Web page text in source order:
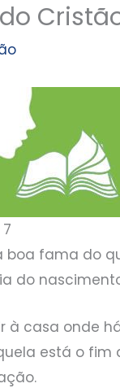
boa fama do
do
à casa onde
está o fim